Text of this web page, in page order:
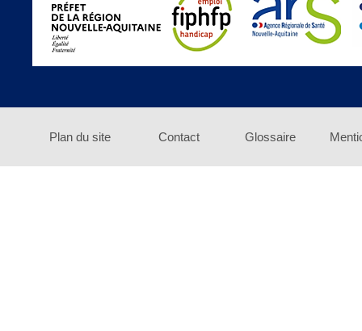
Plan du site Contact Glossaire